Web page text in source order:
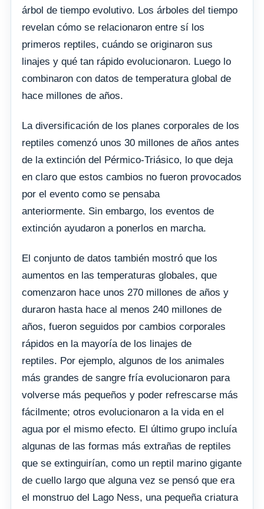
árbol de tiempo evolutivo. Los árboles del tiempo
revelan cómo se relacionaron entre sí los
primeros reptiles, cuándo se originaron sus
linajes y qué tan rápido evolucionaron. Luego lo
combinaron con datos de temperatura global de
hace millones de años.
La diversificación de los planes corporales de los
reptiles comenzó unos 30 millones de años antes
de la extinción del Pérmico-Triásico, lo que deja
en claro que estos cambios no fueron provocados
por el evento como se pensaba
anteriormente. Sin embargo, los eventos de
extinción ayudaron a ponerlos en marcha.
El conjunto de datos también mostró que los
aumentos en las temperaturas globales, que
comenzaron hace unos 270 millones de años y
duraron hasta hace al menos 240 millones de
años, fueron seguidos por cambios corporales
rápidos en la mayoría de los linajes de
reptiles. Por ejemplo, algunos de los animales
más grandes de sangre fría evolucionaron para
volverse más pequeños y poder refrescarse más
fácilmente; otros evolucionaron a la vida en el
agua por el mismo efecto. El último grupo incluía
algunas de las formas más extrañas de reptiles
que se extinguirían, como un reptil marino gigante
de cuello largo que alguna vez se pensó que era
el monstruo del Lago Ness, una pequeña criatura